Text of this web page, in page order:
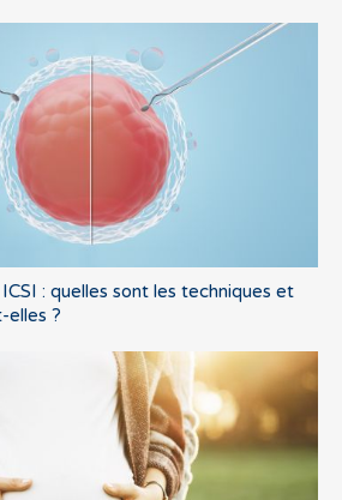
: quelles sont les techniques et
elles ?